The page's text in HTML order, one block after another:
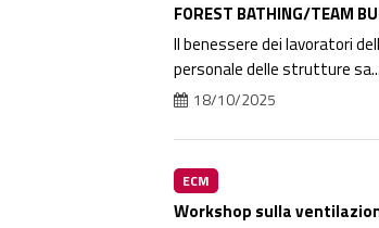
FOREST BATHING/TEAM
Il benessere dei lavoratori
personale delle strutture sa...
18/10/2025
ECM
Workshop sulla